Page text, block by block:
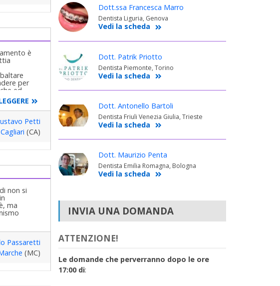
è
per
ed
Gnatologo
Petti
Cagliari (CA)
non si
ma
Passaretti
(MC)
Dott.ssa Francesca Marro
Dentista Liguria, Genova
Vedi la scheda
Dott. Patrik Priotto
Dentista Piemonte, Torino
Vedi la scheda
Dott. Antonello Bartoli
Dentista Friuli Venezia Giulia, Trieste
Vedi la scheda
Dott. Maurizio Penta
Dentista Emilia Romagna, Bologna
Vedi la scheda
INVIA UNA DOMANDA
ATTENZIONE!
Le domande che perverranno dopo le ore
17:00 di: